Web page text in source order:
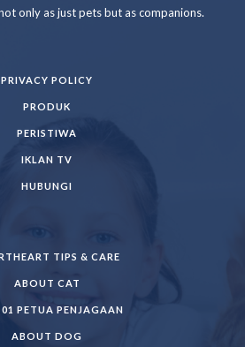
only as just pets but as companions.
PRIVACY POLICY
PRODUK
PERISTIWA
IKLAN TV
HUBUNGI
TIPS & CARE
ABOUT CAT
PETUA PENJAGAAN
ABOUT DOG